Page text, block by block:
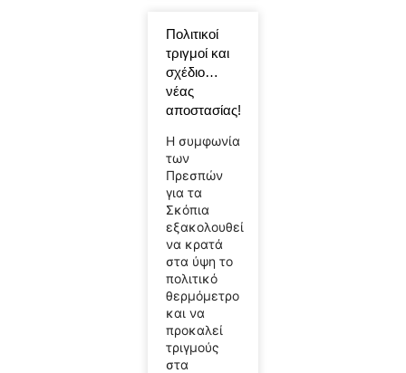
Πολιτικοί
τριγμοί και
σχέδιο…
νέας
αποστασίας!
Η συμφωνία
των
Πρεσπών
για τα
Σκόπια
εξακολουθεί
να κρατά
στα ύψη το
πολιτικό
θερμόμετρο
και να
προκαλεί
τριγμούς
στα